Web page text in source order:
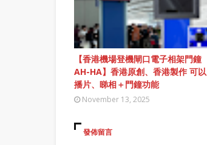
【香港機場登機閘口電子相架門鐘
AH-HA】香港原創、香港製作 可以
播片、睇相＋門鐘功能
November 13, 2025
發佈留言